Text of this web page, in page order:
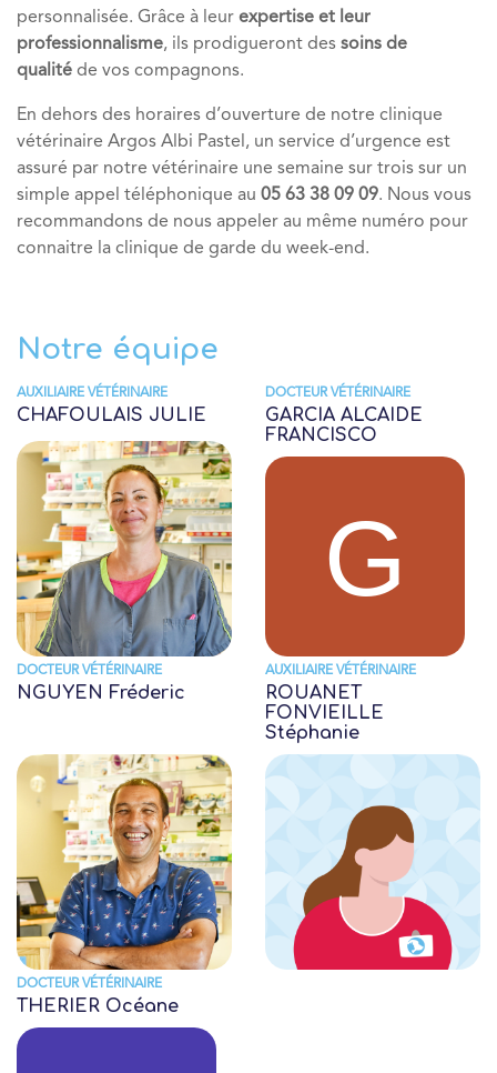
personnalisée. Grâce à leur expertise et leur
professionnalisme, ils prodigueront des soins de
qualité de vos compagnons.
En dehors des horaires d’ouverture de notre clinique
vétérinaire Argos Albi Pastel, un service d’urgence est
assuré par notre vétérinaire une semaine sur trois sur un
simple appel téléphonique au 05 63 38 09 09. Nous vous
recommandons de nous appeler au même numéro pour
connaitre la clinique de garde du week-end.
Notre équipe
AUXILIAIRE VÉTÉRINAIRE
CHAFOULAIS JULIE
DOCTEUR VÉTÉRINAIRE
GARCIA ALCAIDE
FRANCISCO
DOCTEUR VÉTÉRINAIRE
NGUYEN Fréderic
AUXILIAIRE VÉTÉRINAIRE
ROUANET
FONVIEILLE
Stéphanie
DOCTEUR VÉTÉRINAIRE
THERIER Océane